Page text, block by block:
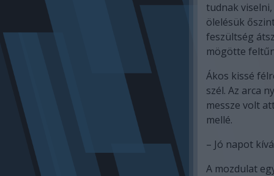
tudnak viselni,
ölelésük
feszültség
mögötte
Ákos kissé
szél. Az arca
messze volt
mellé.
– Jó napot
A mozdulat